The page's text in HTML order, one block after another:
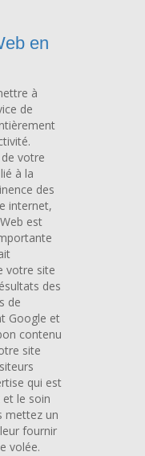
en
à
de
votre
à la
des
internet,
est
votre site
des
de
Google et
contenu
site
qui est
le soin
mettez un
fournir
volée.